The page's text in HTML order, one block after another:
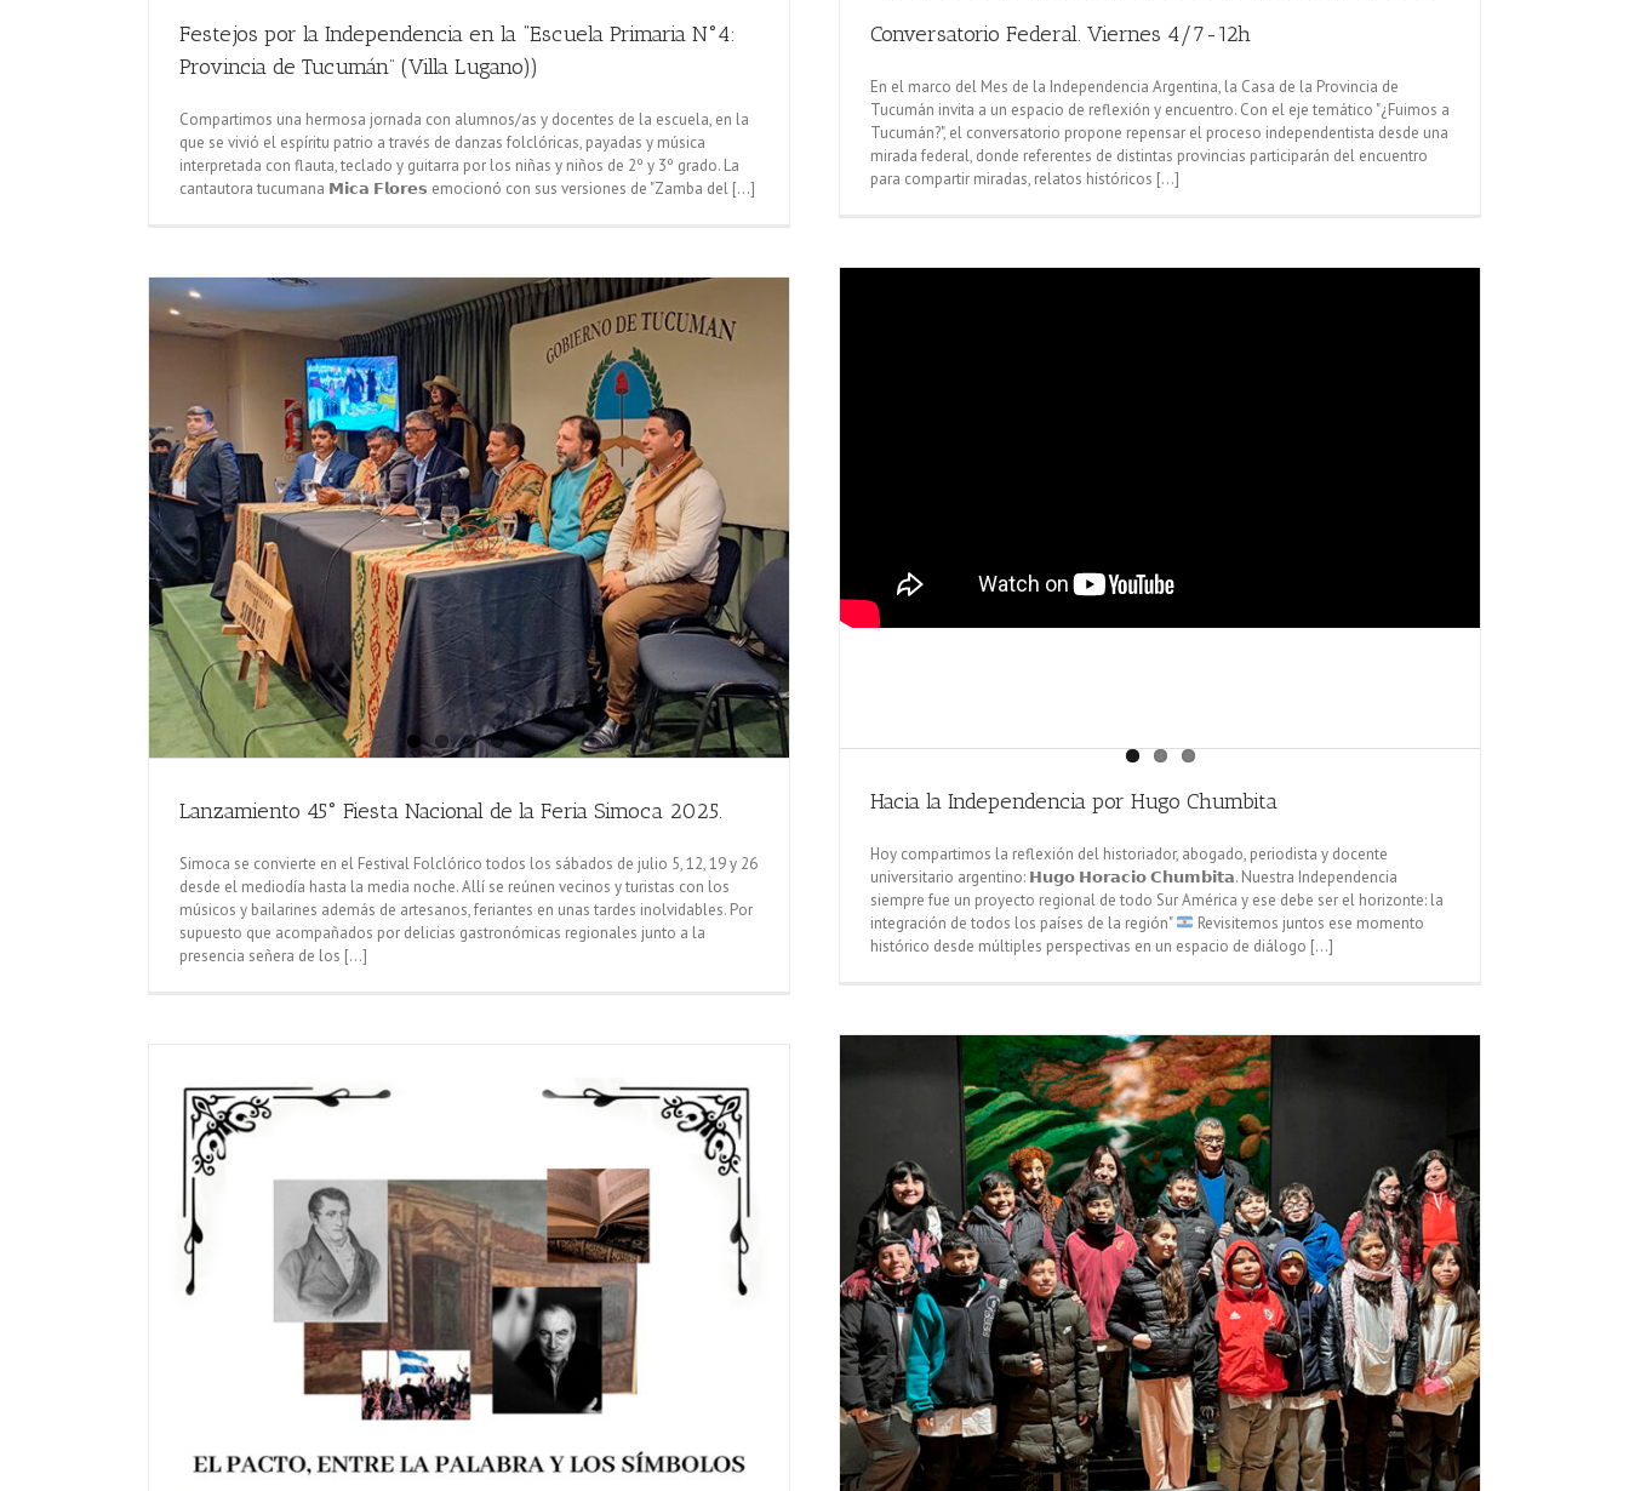
Festejos por la Independencia en la “Escuela Primaria N°4:
Provincia de Tucumán” (Villa Lugano))
Compartimos una hermosa jornada con alumnos/as y docentes de la escuela, en la
que se vivió el espíritu patrio a través de danzas folclóricas, payadas y música
interpretada con flauta, teclado y guitarra por los niñas y niños de 2º y 3º grado. La
cantautora tucumana 𝗠𝗶𝗰𝗮 𝗙𝗹𝗼𝗿𝗲𝘀 emocionó con sus versiones de "Zamba del [...]
Conversatorio Federal. Viernes 4/7-12h
En el marco del Mes de la Independencia Argentina, la Casa de la Provincia de
Tucumán invita a un espacio de reflexión y encuentro. Con el eje temático "¿Fuimos a
Tucumán?", el conversatorio propone repensar el proceso independentista desde una
mirada federal, donde referentes de distintas provincias participarán del encuentro
para compartir miradas, relatos históricos [...]
Hacia la Independencia por Hugo Chumbita
Hoy compartimos la reflexión del historiador, abogado, periodista y docente
universitario argentino: 𝗛𝘂𝗴𝗼 𝗛𝗼𝗿𝗮𝗰𝗶𝗼 𝗖𝗵𝘂𝗺𝗯𝗶𝘁𝗮. Nuestra Independencia
siempre fue un proyecto regional de todo Sur América y ese debe ser el horizonte: la
integración de todos los países de la región"
Revisitemos juntos ese momento
histórico desde múltiples perspectivas en un espacio de diálogo [...]
Lanzamiento 45° Fiesta Nacional de la Feria Simoca 2025.
Simoca se convierte en el Festival Folclórico todos los sábados de julio 5, 12, 19 y 26
desde el mediodía hasta la media noche. Allí se reúnen vecinos y turistas con los
músicos y bailarines además de artesanos, feriantes en unas tardes inolvidables. Por
supuesto que acompañados por delicias gastronómicas regionales junto a la
presencia señera de los [...]